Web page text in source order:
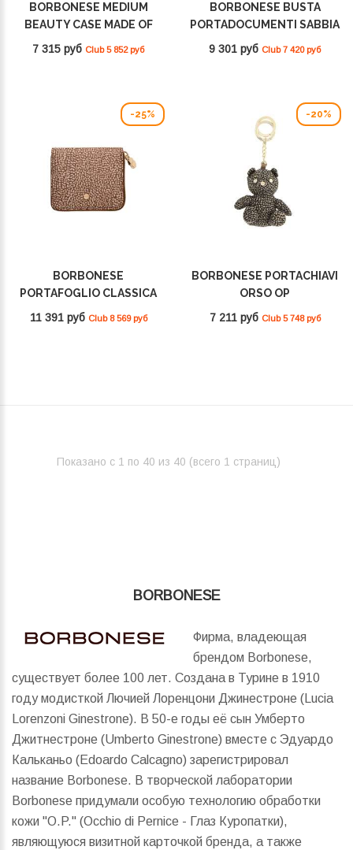
BORBONESE MEDIUM
BEAUTY CASE MADE OF
RECYCLED NYLON
BEIGE/MARRONE
7 315 руб Club 5 852 руб
BORBONESE BUSTA
PORTADOCUMENTI SABBIA
930118I15C75
9 301 руб Club 7 420 руб
-25%
BORBONESE
PORTAFOGLIO CLASSICA
MEDIUM BEIGE/MARRONE
930156I15994
11 391 руб Club 8 569 руб
-20%
BORBONESE PORTACHIAVI
ORSO OP
NATURALE/NERO
930028I15X11
7 211 руб Club 5 748 руб
Показано с 1 по 40 из 40 (всего 1 страниц)‎
BORBONESE
Фирма, владеющая
брендом Borbonese,
существует более 100 лет. Создана в Турине в 1910
году модисткой Лючией Лоренцони Джинестроне (Lucia
Lorenzoni Ginestrone). В 50-е годы её сын Умберто
Джитнестроне (Umberto Ginestrone) вместе с Эдуардо
Кальканьо (Edoardo Calcagno) зарегистрировал
название Borbonese. В творческой лаборатории
Borbonese придумали особую технологию обработки
кожи "O.P." (Occhio di Pernice - Глаз Куропатки),
являющуюся визитной карточкой бренда, а также